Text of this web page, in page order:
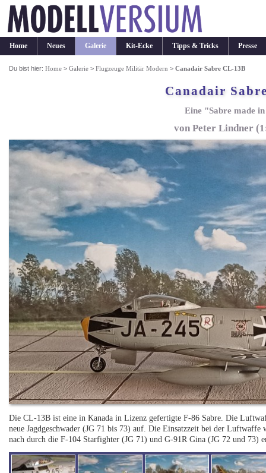
Home Neues Galerie Kit-Ecke Tipps & Tricks Presse
Du bist hier:Home >Galerie >Flugzeuge Militär Modern >Canadair Sabre CL-13B
Canadair
Eine "Sabre made
von Peter Lindner
Die CL-13B ist eine in Kanada in Lizenz gefertigte F-86 Sabre. Die
neue Jagdgeschwader (JG 71 bis 73) auf. Die Einsatzzeit bei der
nach durch die F-104 Starfighter (JG 71) und G-91R Gina (JG 72 und 73)